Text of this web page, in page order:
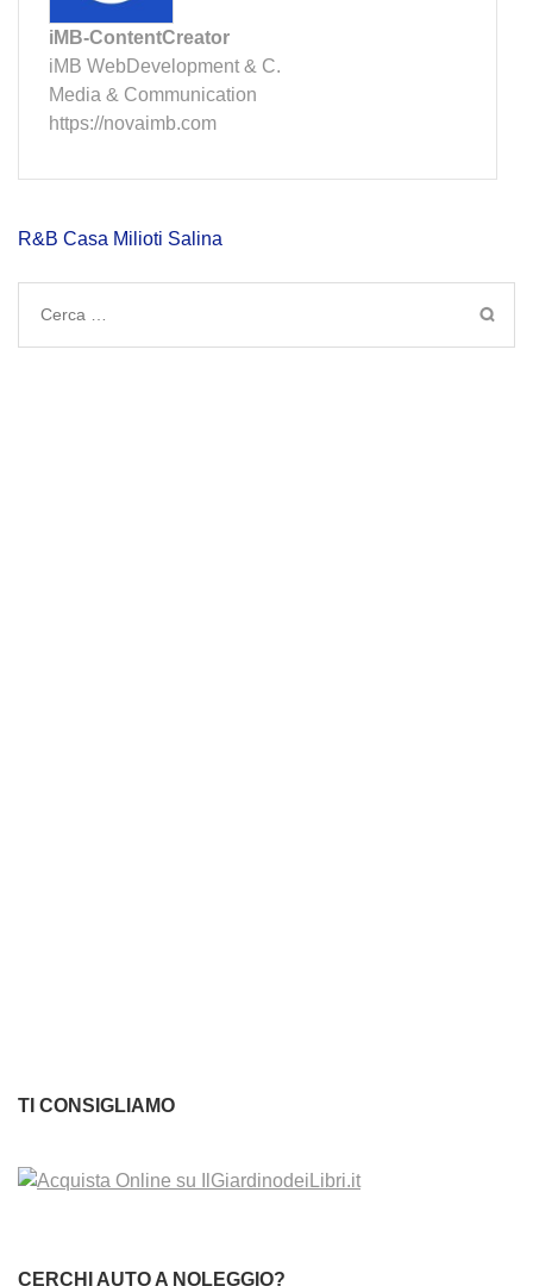
iMB-ContentCreator
iMB WebDevelopment & C.
Media & Communication
https://novaimb.com
Navigazione
R&B Casa Milioti Salina
Ricerca
TI CONSIGLIAMO
CERCHI AUTO A NOLEGGIO?